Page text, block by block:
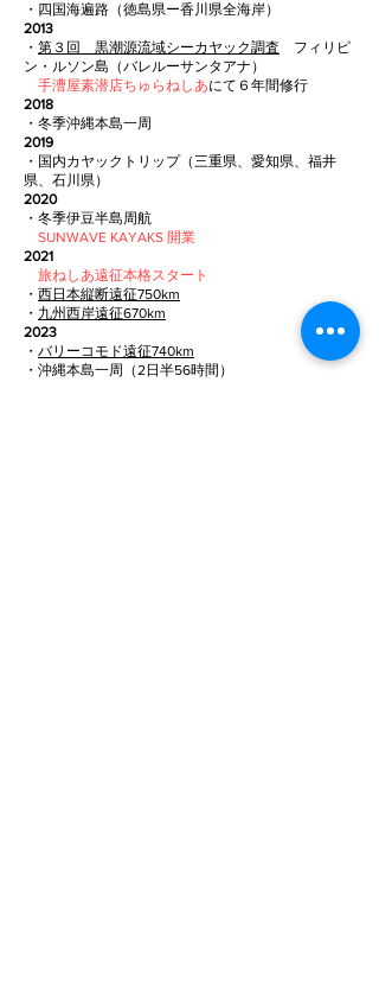
・ 四国海遍路（徳島県ー香川県全海岸）
2013
・ 第３回 黒潮源流域シーカヤック調査 フィリピ
ン・ルソン島（バレルーサンタアナ）
手漕屋素潜店ちゅらねしあにて６年間修行
2018
・冬季沖縄本島一周
2019
・国内カヤックトリップ（三重県、愛知県、福井
県、石川県）
2020
・冬季伊豆半島周航
SUNWAVE KAYAKS 開業
2021
旅ねしあ遠征本格スタート
​・ 西日本縦断遠征750km
・ 九州西岸遠征670km
2023
・ バリーコモド遠征740km
・沖縄本島一周（2日半56時間）